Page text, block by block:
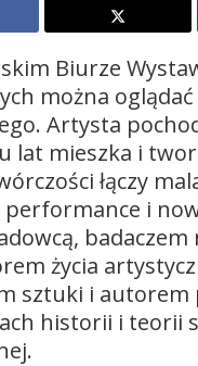
Biurze
można
Artysta
lat mieszka i
łączy
i
życia
sztuki i autorem
historii i teorii